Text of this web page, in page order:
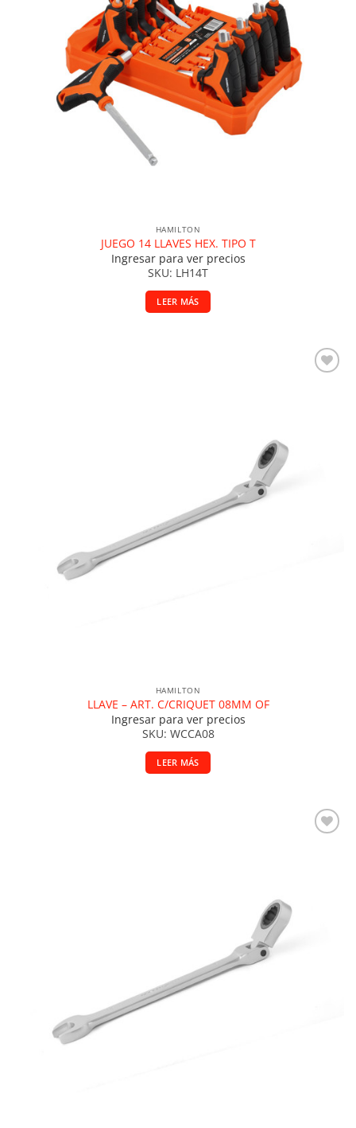
HAMILTON
JUEGO 14 LLAVES HEX. TIPO T
Ingresar para ver precios
SKU: LH14T
LEER MÁS
HAMILTON
LLAVE – ART. C/CRIQUET 08MM OF
Ingresar para ver precios
SKU: WCCA08
LEER MÁS